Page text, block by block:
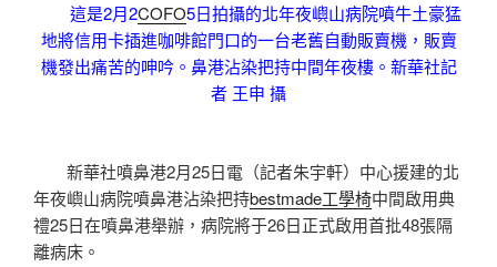
這是2月2COFO5日拍攝的北年夜嶼山病院噴牛土豪猛
地將信用卡插進咖啡館門口的一台老舊自動販賣機，販賣
機發出痛苦的呻吟。鼻港沾染把持中間年夜樓。新華社記
者 王申 攝
新華社噴鼻港2月25日電（記者朱宇軒）中心援建的北
年夜嶼山病院噴鼻港沾染把持bestmade工學椅中間啟用典
禮25日在噴鼻港舉辦，病院將于26日正式啟用首批48張隔
離病床。